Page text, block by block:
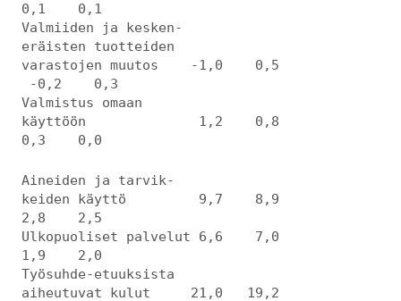
0,1 0,1
Valmiiden ja kesken-
eräisten tuotteiden
varastojen muutos -1,0 0,5
-0,2 0,3
Valmistus omaan
käyttöön 1,2 0,8
0,3 0,0
Aineiden ja tarvik-
keiden käyttö 9,7 8,9
2,8 2,5
Ulkopuoliset palvelut 6,6 7,0
1,9 2,0
Työsuhde-etuuksista
aiheutuvat kulut 21,0 19,2